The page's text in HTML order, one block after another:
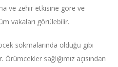
ve zehir etkisine göre ve
vakaları görülebilir.
sokmalarında olduğu gibi
sağlığımız açısından